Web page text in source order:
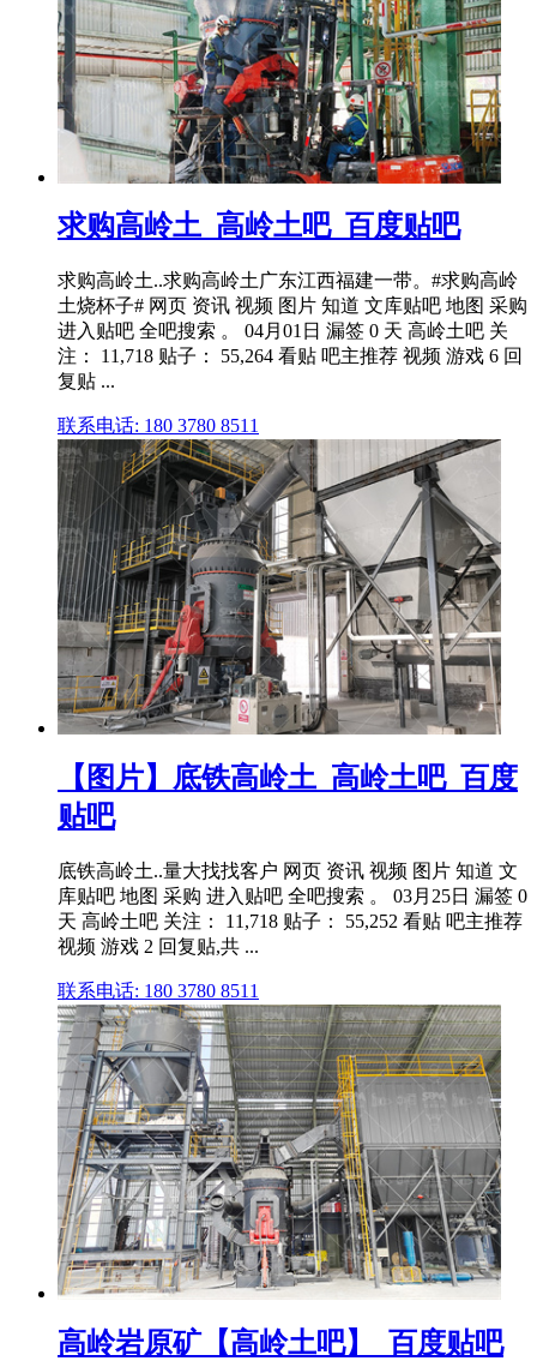
求购高岭土_高岭土吧_百度贴吧
求购高岭土..求购高岭土广东江西福建一带。#求购高岭
土烧杯子# 网页 资讯 视频 图片 知道 文库贴吧 地图 采购
进入贴吧 全吧搜索 。 04月01日 漏签 0 天 高岭土吧 关
注： 11,718 贴子： 55,264 看贴 吧主推荐 视频 游戏 6 回
复贴 ...
联系电话: 180 3780 8511
【图片】底铁高岭土_高岭土吧_百度
贴吧
底铁高岭土..量大找找客户 网页 资讯 视频 图片 知道 文
库贴吧 地图 采购 进入贴吧 全吧搜索 。 03月25日 漏签 0
天 高岭土吧 关注： 11,718 贴子： 55,252 看贴 吧主推荐
视频 游戏 2 回复贴,共 ...
联系电话: 180 3780 8511
高岭岩原矿【高岭土吧】_百度贴吧